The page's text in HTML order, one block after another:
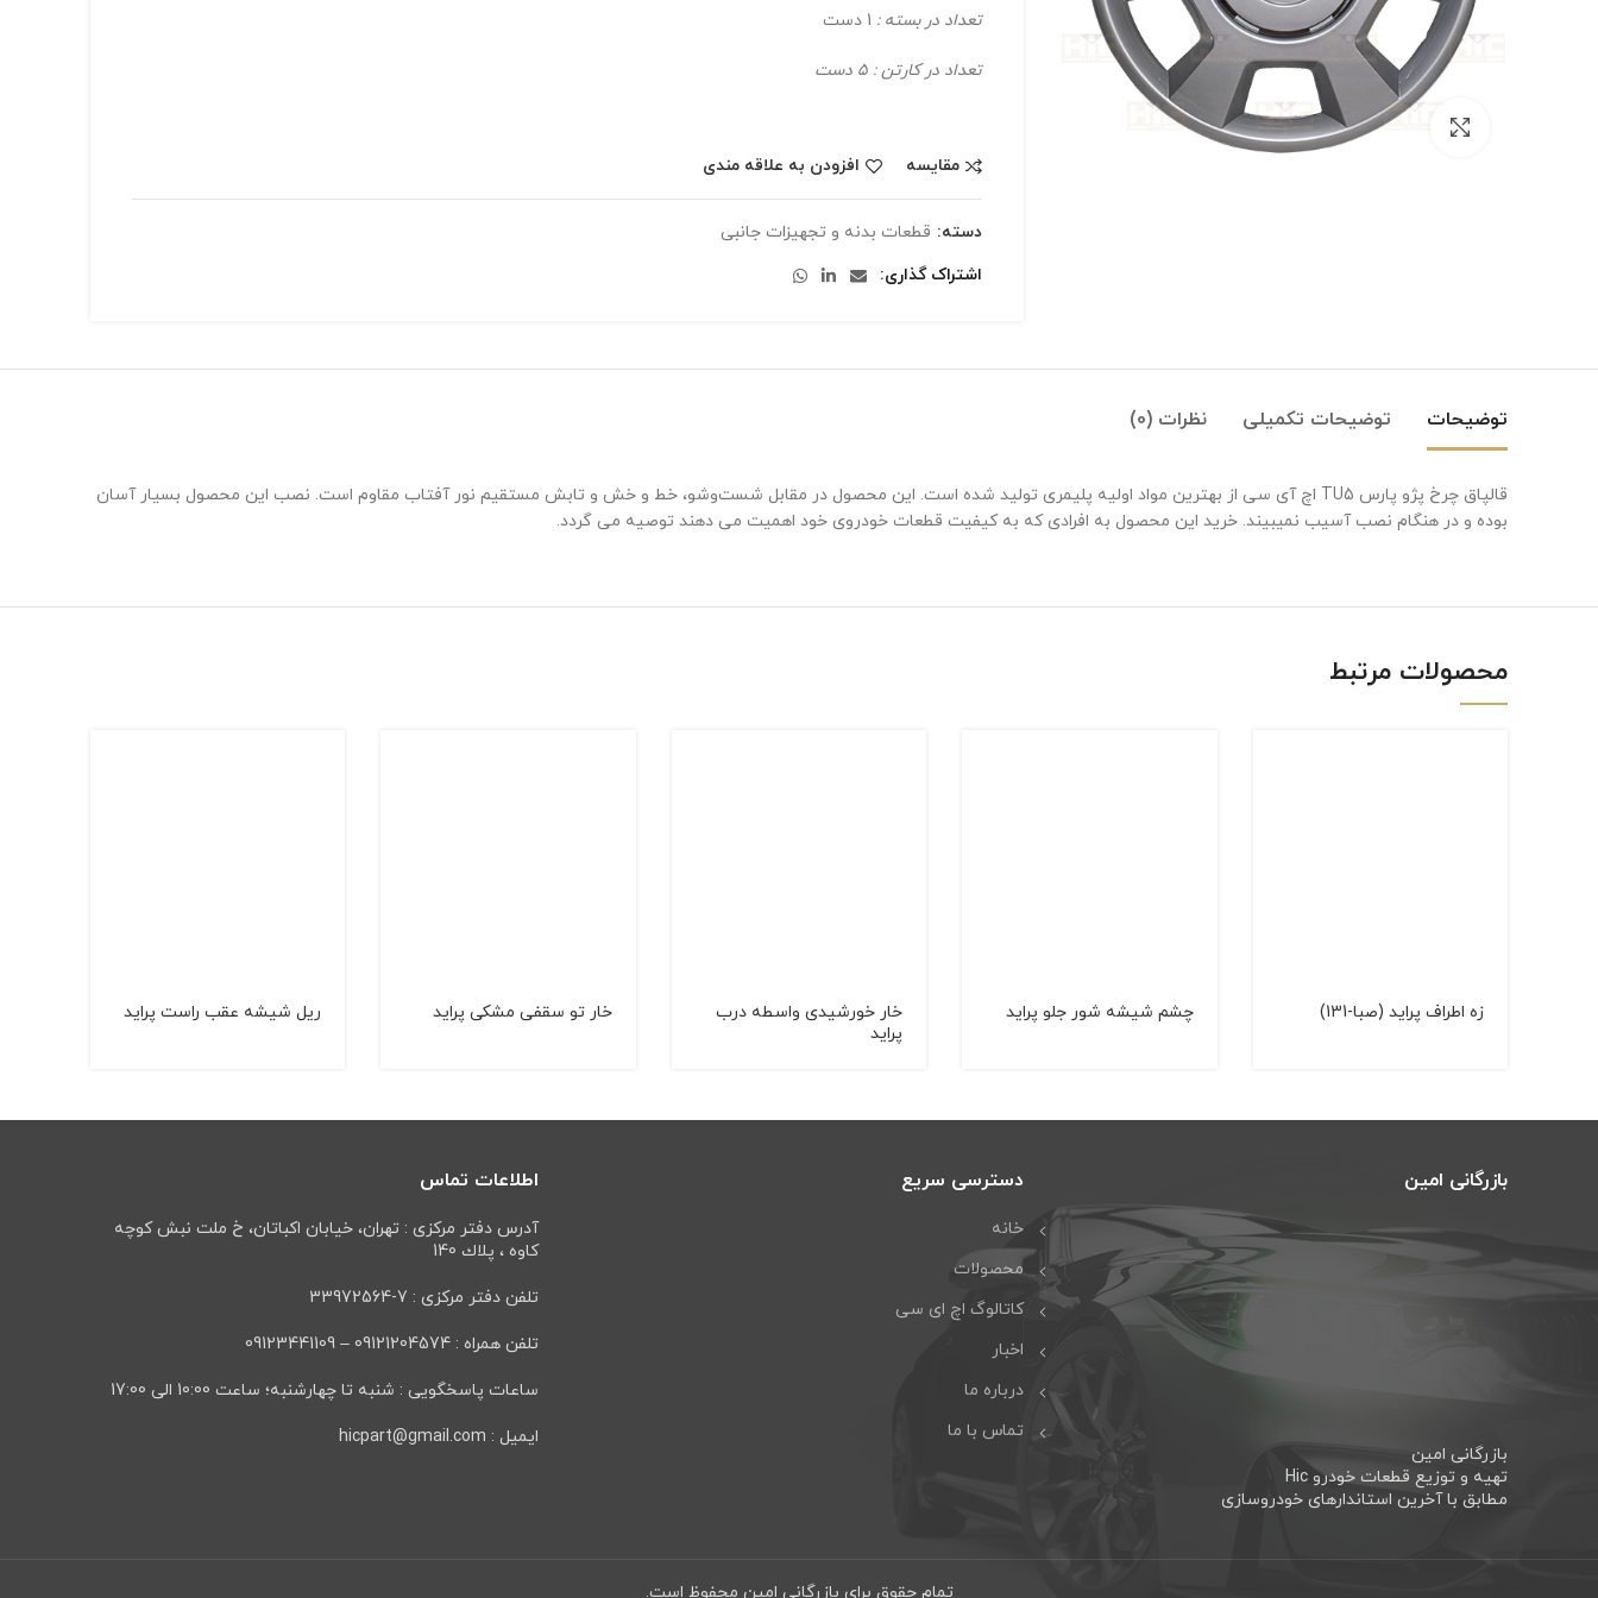
بزرگنمایی تصویر
تعداد در بسته :
تعداد در کارتن : 5 دست
مقایسه افزودن به علاقه مندی
دسته: قطعات بدنه و تجهیزات جانبی
اشتراک گذاری
توضیحات توضیحات تکمیلی نظرات (0)
قالپاق چرخ پژو پارس TU5 اچ آی سی از بهترین مواد اولیه پلیمری تولید شده است. این محصول در مقابل شست‌وشو، خط و خش و تابش مستقیم نور آفتاب مقاوم‌ است. نصب این محصول بسیار آسان
بوده و در هنگام نصب آسیب نمیبیند. خرید این محصول به افرادی که به کیفیت قطعات خودروی خود اهمیت می دهند توصیه می گردد.
محصولات مرتبط
زه اطراف پراید (صبا-131) چشم شیشه شور جلو پراید
خار خورشیدی واسطه درب
پراید
خار تو سقفی مشكی پراید ریل شیشه عقب راست‌ پراید
بازرگانی امین
بازرگانی امین
تهیه و توزیع قطعات خودرو Hic
مطابق با آخرین استاندارهای خودروسازی
دسترسی سریع
خانه
محصولات
کاتالوگ اچ ای سی
اخبار
درباره ما
تماس با ما
اطلاعات تماس
آدرس دفتر مرکزی : تهران، خيابان اكباتان، خ ملت نبش كوچه
كاوه ، پلاك 140
تلفن دفتر مرکزی : 7-33972564
تلفن همراه : 09121204574 – 09123441109
ساعات پاسخگویی : شنبه تا چهارشنبه؛ ساعت 10:00 الی 17:00
ایمیل : hicpart@gmail.com
تمام حقوق برای بازرگانی امین محفوظ است.
WhatsApp